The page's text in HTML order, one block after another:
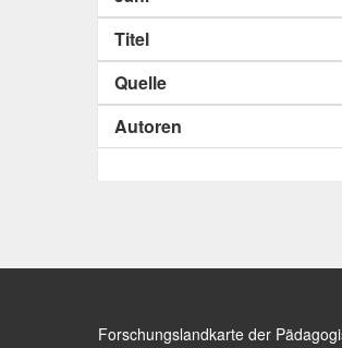
Titel
Quelle
Autoren
Forschungslandkarte der